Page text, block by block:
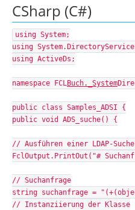
CSharp (C#)
using System;
using
using ActiveDs;
namespace FCLBuch._System
public class Samples_ADSI {
public void ADS_suche() {
// Ausführen einer LDAP-
FclOutput.PrintOut("#
// Suchanfrage
string suchanfrage =
// Instanziierung der Klasse